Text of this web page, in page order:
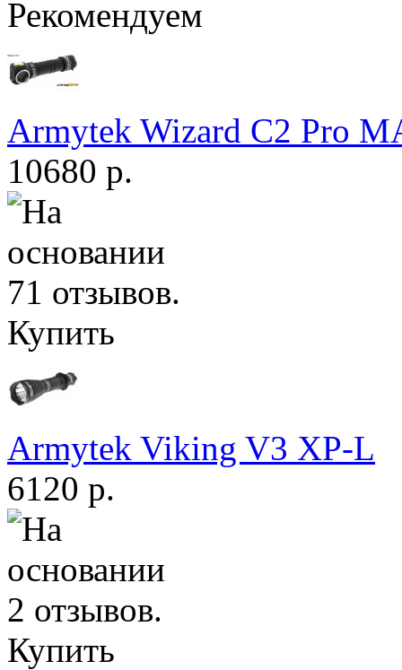
Рекомендуем
Armytek Wizard С2 Pro
10680 р.
Купить
Armytek Viking V3 XP-L
6120 р.
Купить